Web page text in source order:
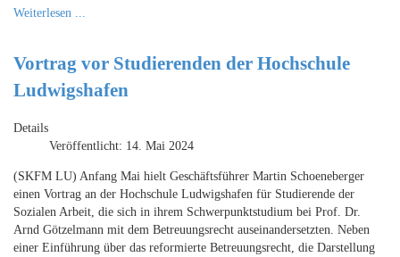
Weiterlesen ...
Vortrag vor Studierenden der Hochschule
Ludwigshafen
Details
Veröffentlicht: 14. Mai 2024
(SKFM LU) Anfang Mai hielt Geschäftsführer Martin Schoeneberger
einen Vortrag an der Hochschule Ludwigshafen für Studierende der
Sozialen Arbeit, die sich in ihrem Schwerpunktstudium bei Prof. Dr.
Arnd Götzelmann mit dem Betreuungsrecht auseinandersetzten. Neben
einer Einführung über das reformierte Betreuungsrecht, die Darstellung